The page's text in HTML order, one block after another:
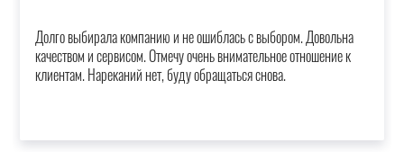
Долго выбирала компанию и не ошиблась с выбором. Довольна
качеством и сервисом. Отмечу очень внимательное отношение к
клиентам. Нареканий нет, буду обращаться снова.